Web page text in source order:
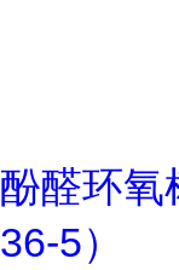
酚醛环氧
36-5）